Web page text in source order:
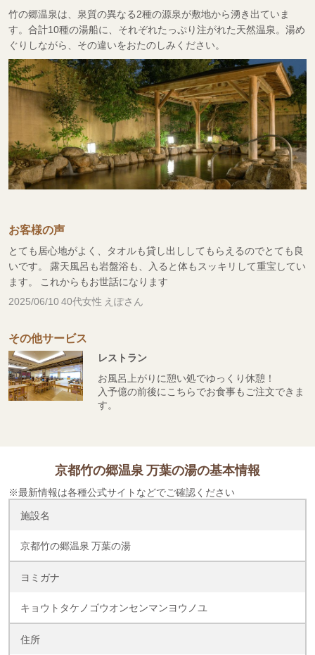
竹の郷温泉は、泉質の異なる2種の源泉が敷地から湧き出ていま
す。合計10種の湯船に、それぞれたっぷり注がれた天然温泉。湯め
ぐりしながら、その違いをおたのしみください。
お客様の声
とても居心地がよく、タオルも貸し出ししてもらえるのでとても良
いです。 露天風呂も岩盤浴も、入ると体もスッキリして重宝してい
ます。 これからもお世話になります
2025/06/10 40代女性 えぽさん
その他サービス
レストラン
お風呂上がりに憩い処でゆっくり休憩！
入予億の前後にこちらでお食事もご注文できま
す。
京都竹の郷温泉 万葉の湯の基本情報
※最新情報は各種公式サイトなどでご確認ください
施設名
京都竹の郷温泉 万葉の湯
ヨミガナ
キョウトタケノゴウオンセンマンヨウノユ
住所